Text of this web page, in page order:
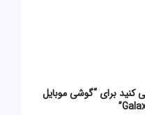
کنید برای “گوشی موبایل